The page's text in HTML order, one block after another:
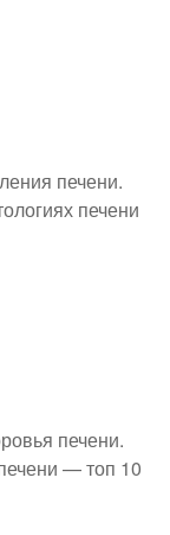
печени.
печени
печени.
— топ 10